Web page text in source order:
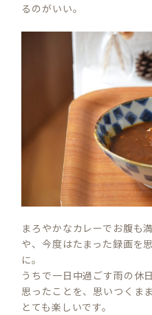
るのがいい。
まろやかなカレーでお腹も
や、今度はたまった録画を
に。
うちで一日中過ごす雨の休
思ったことを、思いつくま
とても楽しいです。